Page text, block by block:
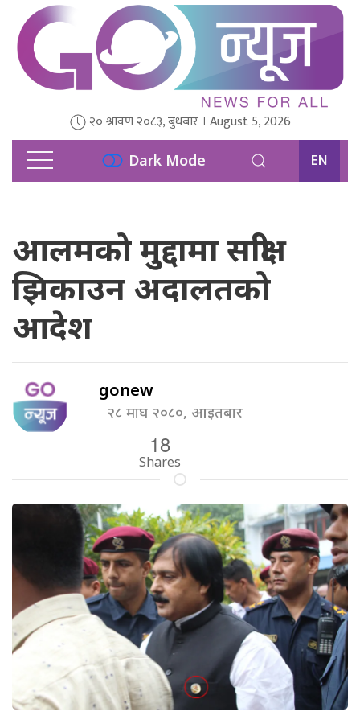
२० श्रावण २०८३, बुधबार । August 5, 2026
Dark Mode EN
आलमको मुद्दामा साक्षी
झिकाउन अदालतको
आदेश
gonew
२८ माघ २०८०, आइतबार
18
Shares